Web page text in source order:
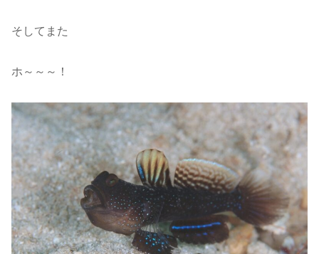
そしてまた
ホ～～～！